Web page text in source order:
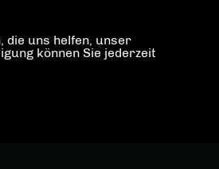
die uns helfen, unser
können Sie jederzeit